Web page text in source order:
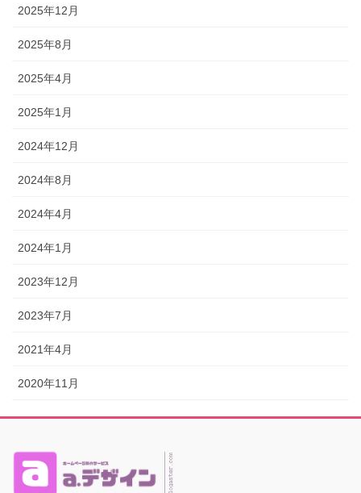
2025年12月
2025年8月
2025年4月
2025年1月
2024年12月
2024年8月
2024年4月
2024年1月
2023年12月
2023年7月
2021年4月
2020年11月